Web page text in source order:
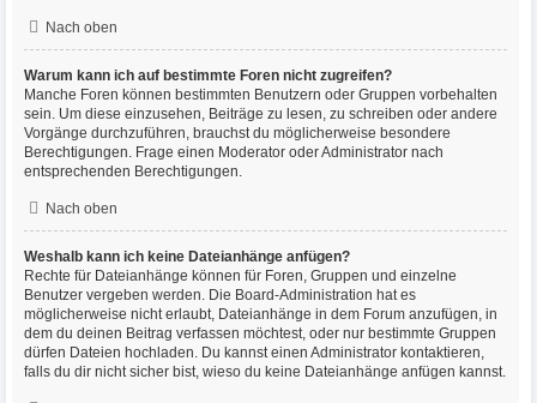
Nach oben
Warum kann ich auf bestimmte Foren nicht zugreifen?
Manche Foren können bestimmten Benutzern oder Gruppen vorbehalten
sein. Um diese einzusehen, Beiträge zu lesen, zu schreiben oder andere
Vorgänge durchzuführen, brauchst du möglicherweise besondere
Berechtigungen. Frage einen Moderator oder Administrator nach
entsprechenden Berechtigungen.
Nach oben
Weshalb kann ich keine Dateianhänge anfügen?
Rechte für Dateianhänge können für Foren, Gruppen und einzelne
Benutzer vergeben werden. Die Board-Administration hat es
möglicherweise nicht erlaubt, Dateianhänge in dem Forum anzufügen, in
dem du deinen Beitrag verfassen möchtest, oder nur bestimmte Gruppen
dürfen Dateien hochladen. Du kannst einen Administrator kontaktieren,
falls du dir nicht sicher bist, wieso du keine Dateianhänge anfügen kannst.